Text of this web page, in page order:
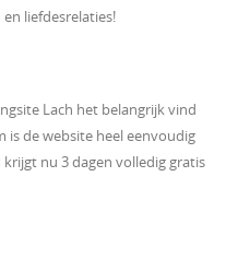
liefdesrelaties!
Lach het belangrijk vind
is de website heel eenvoudig
nu 3 dagen volledig gratis